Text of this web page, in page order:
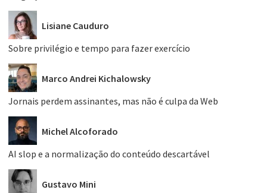
Lisiane Cauduro
Sobre privilégio e tempo para fazer exercício
Marco Andrei Kichalowsky
Jornais perdem assinantes, mas não é culpa da Web
Michel Alcoforado
AI slop e a normalização do conteúdo descartável
Gustavo Mini